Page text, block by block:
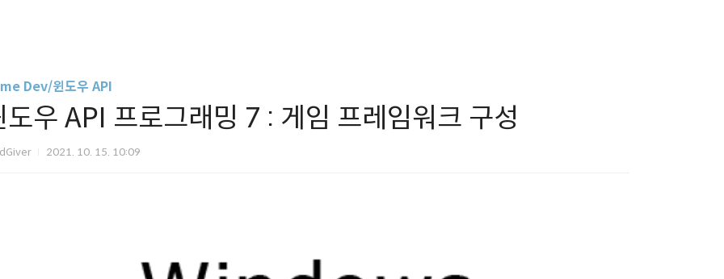
Dev/윈도우 API
도우 API 프로그래밍 7 : 게임 프레임워크 구성
2021. 10. 15. 10:09